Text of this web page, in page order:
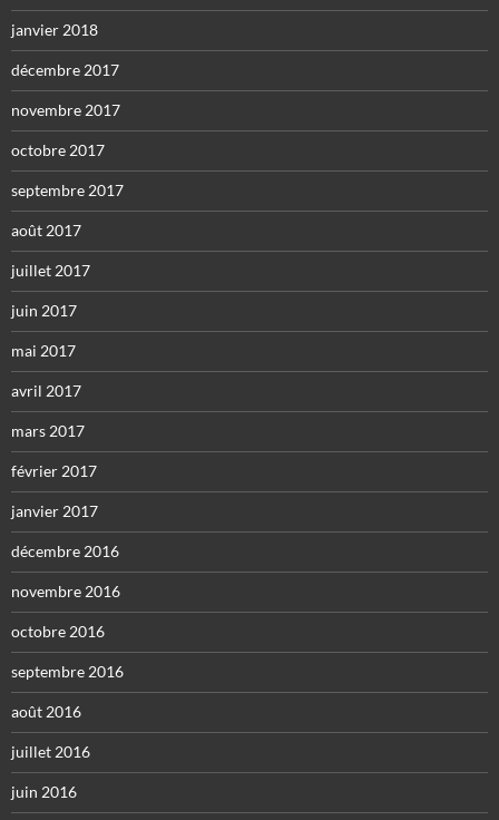
janvier 2018
décembre 2017
novembre 2017
octobre 2017
septembre 2017
août 2017
juillet 2017
juin 2017
mai 2017
avril 2017
mars 2017
février 2017
janvier 2017
décembre 2016
novembre 2016
octobre 2016
septembre 2016
août 2016
juillet 2016
juin 2016